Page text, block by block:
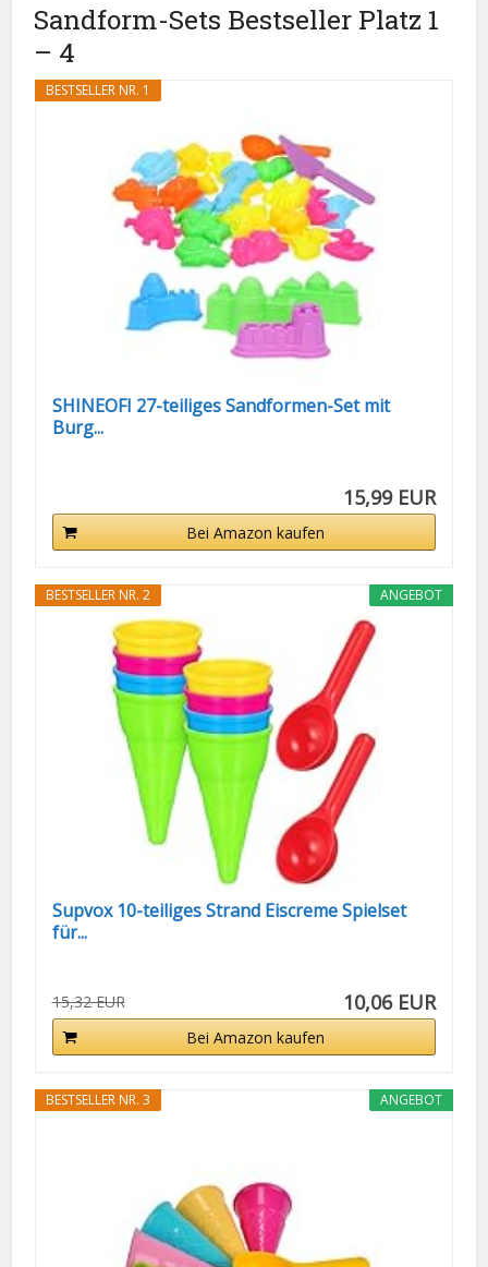
Sandform-Sets Bestseller Platz 1
– 4
BESTSELLER NR. 1
SHINEOFI 27-teiliges Sandformen-Set mit
Burg...
15,99 EUR
Bei Amazon kaufen
ANGEBOT
BESTSELLER NR. 2
Supvox 10-teiliges Strand Eiscreme Spielset
für...
15,32 EUR 10,06 EUR
Bei Amazon kaufen
ANGEBOT
BESTSELLER NR. 3